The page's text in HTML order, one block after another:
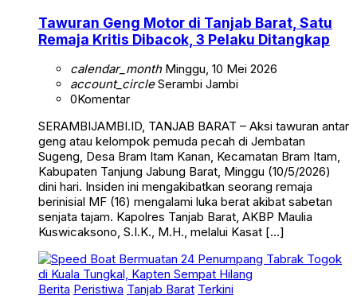
Tawuran Geng Motor di Tanjab Barat, Satu
Remaja Kritis Dibacok, 3 Pelaku Ditangkap
calendar_monthMinggu, 10 Mei 2026
account_circleSerambi Jambi
0Komentar
SERAMBIJAMBI.ID, TANJAB BARAT – Aksi tawuran antar
geng atau kelompok pemuda pecah di Jembatan
Sugeng, Desa Bram Itam Kanan, Kecamatan Bram Itam,
Kabupaten Tanjung Jabung Barat, Minggu (10/5/2026)
dini hari. Insiden ini mengakibatkan seorang remaja
berinisial MF (16) mengalami luka berat akibat sabetan
senjata tajam. Kapolres Tanjab Barat, AKBP Maulia
Kuswicaksono, S.I.K., M.H., melalui Kasat […]
Berita Peristiwa Tanjab Barat Terkini